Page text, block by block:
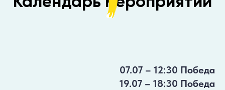
07.07 – 12:30 Победа
19.07 – 18:30 Победа